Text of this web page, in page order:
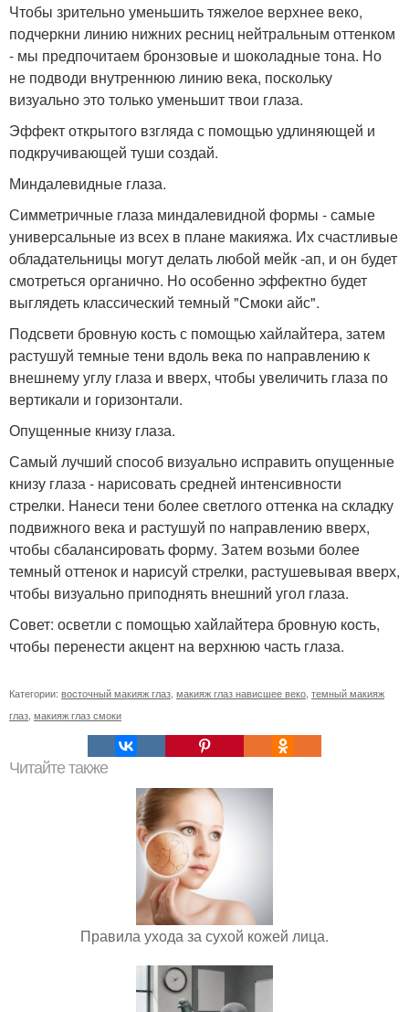
Чтобы зрительно уменьшить тяжелое верхнее веко,
подчеркни линию нижних ресниц нейтральным оттенком
- мы предпочитаем бронзовые и шоколадные тона. Но
не подводи внутреннюю линию века, поскольку
визуально это только уменьшит твои глаза.
Эффект открытого взгляда с помощью удлиняющей и
подкручивающей туши создай.
Миндалевидные глаза.
Симметричные глаза миндалевидной формы - самые
универсальные из всех в плане макияжа. Их счастливые
обладательницы могут делать любой мейк -ап, и он будет
смотреться органично. Но особенно эффектно будет
выглядеть классический темный "Смоки айс".
Подсвети бровную кость с помощью хайлайтера, затем
растушуй темные тени вдоль века по направлению к
внешнему углу глаза и вверх, чтобы увеличить глаза по
вертикали и горизонтали.
Опущенные книзу глаза.
Самый лучший способ визуально исправить опущенные
книзу глаза - нарисовать средней интенсивности
стрелки. Нанеси тени более светлого оттенка на складку
подвижного века и растушуй по направлению вверх,
чтобы сбалансировать форму. Затем возьми более
темный оттенок и нарисуй стрелки, растушевывая вверх,
чтобы визуально приподнять внешний угол глаза.
Совет: осветли с помощью хайлайтера бровную кость,
чтобы перенести акцент на верхнюю часть глаза.
Категории: восточный макияж глаз, макияж глаз нависшее веко, темный макияж
глаз, макияж глаз смоки
Читайте также
Правила ухода за сухой кожей лица.